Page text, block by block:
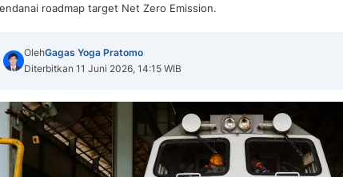
roadmap target Net Zero Emission.
OlehGagas Yoga Pratomo
Diterbitkan 11 Juni 2026, 14:15 WIB